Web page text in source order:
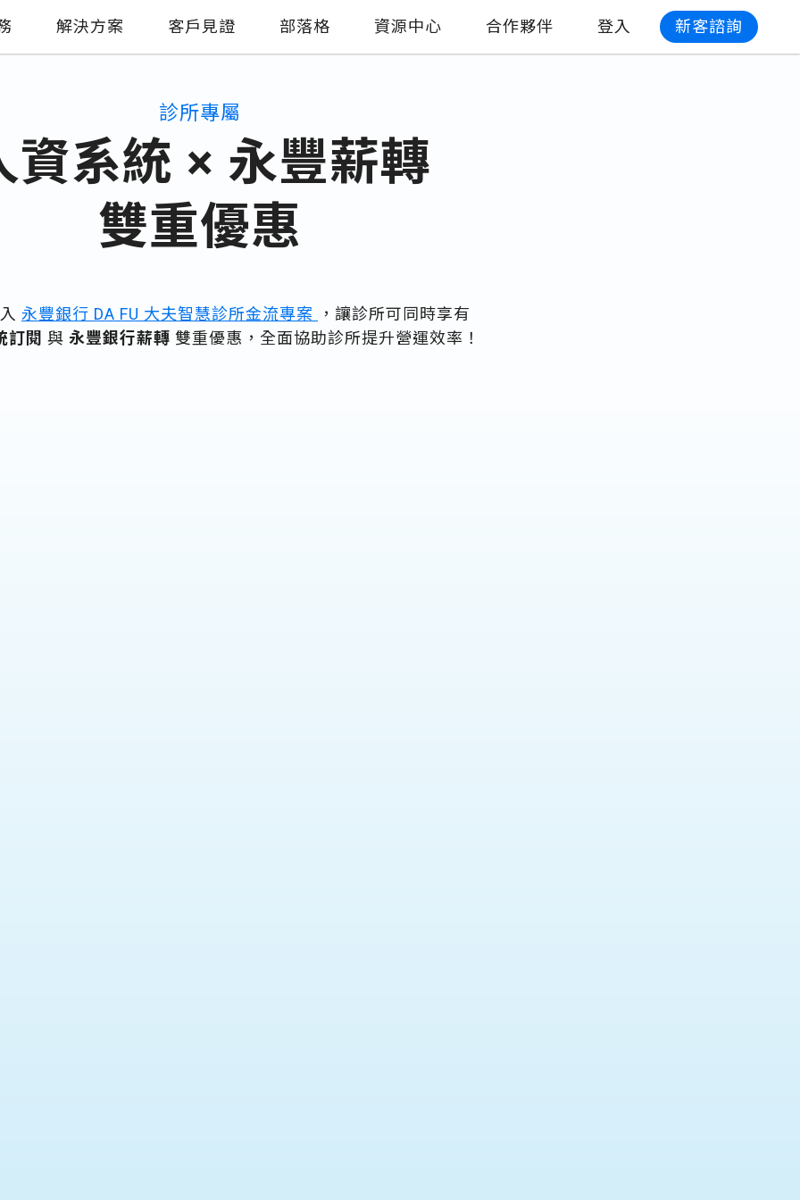
解決方案 客戶見證 部落格 資源中心 合作夥伴 登入 新客諮詢
診所專屬
資系統 × 永豐薪轉
雙重優惠
永豐銀行 DA FU 大夫智慧診所金流專案
，讓診所可同時享有
訂閱 與 永豐銀行薪轉 雙重優惠，全面協助診所提升營運效率！